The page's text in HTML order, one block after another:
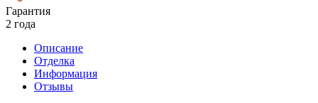
Гарантия
2 года
Описание
Отделка
Информация
Отзывы